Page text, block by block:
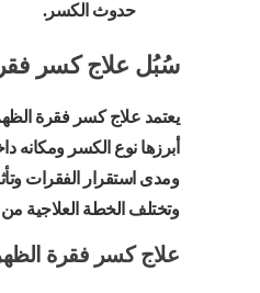
حدوث الكسر.
سُبُل علاج كسر
يعتمد علاج كسر فقرة
أبرزها نوع الكسر ومكانه
ومدى استقرار الفقرات
وتختلف الخطة العلاجية من
علاج كسر فقرة